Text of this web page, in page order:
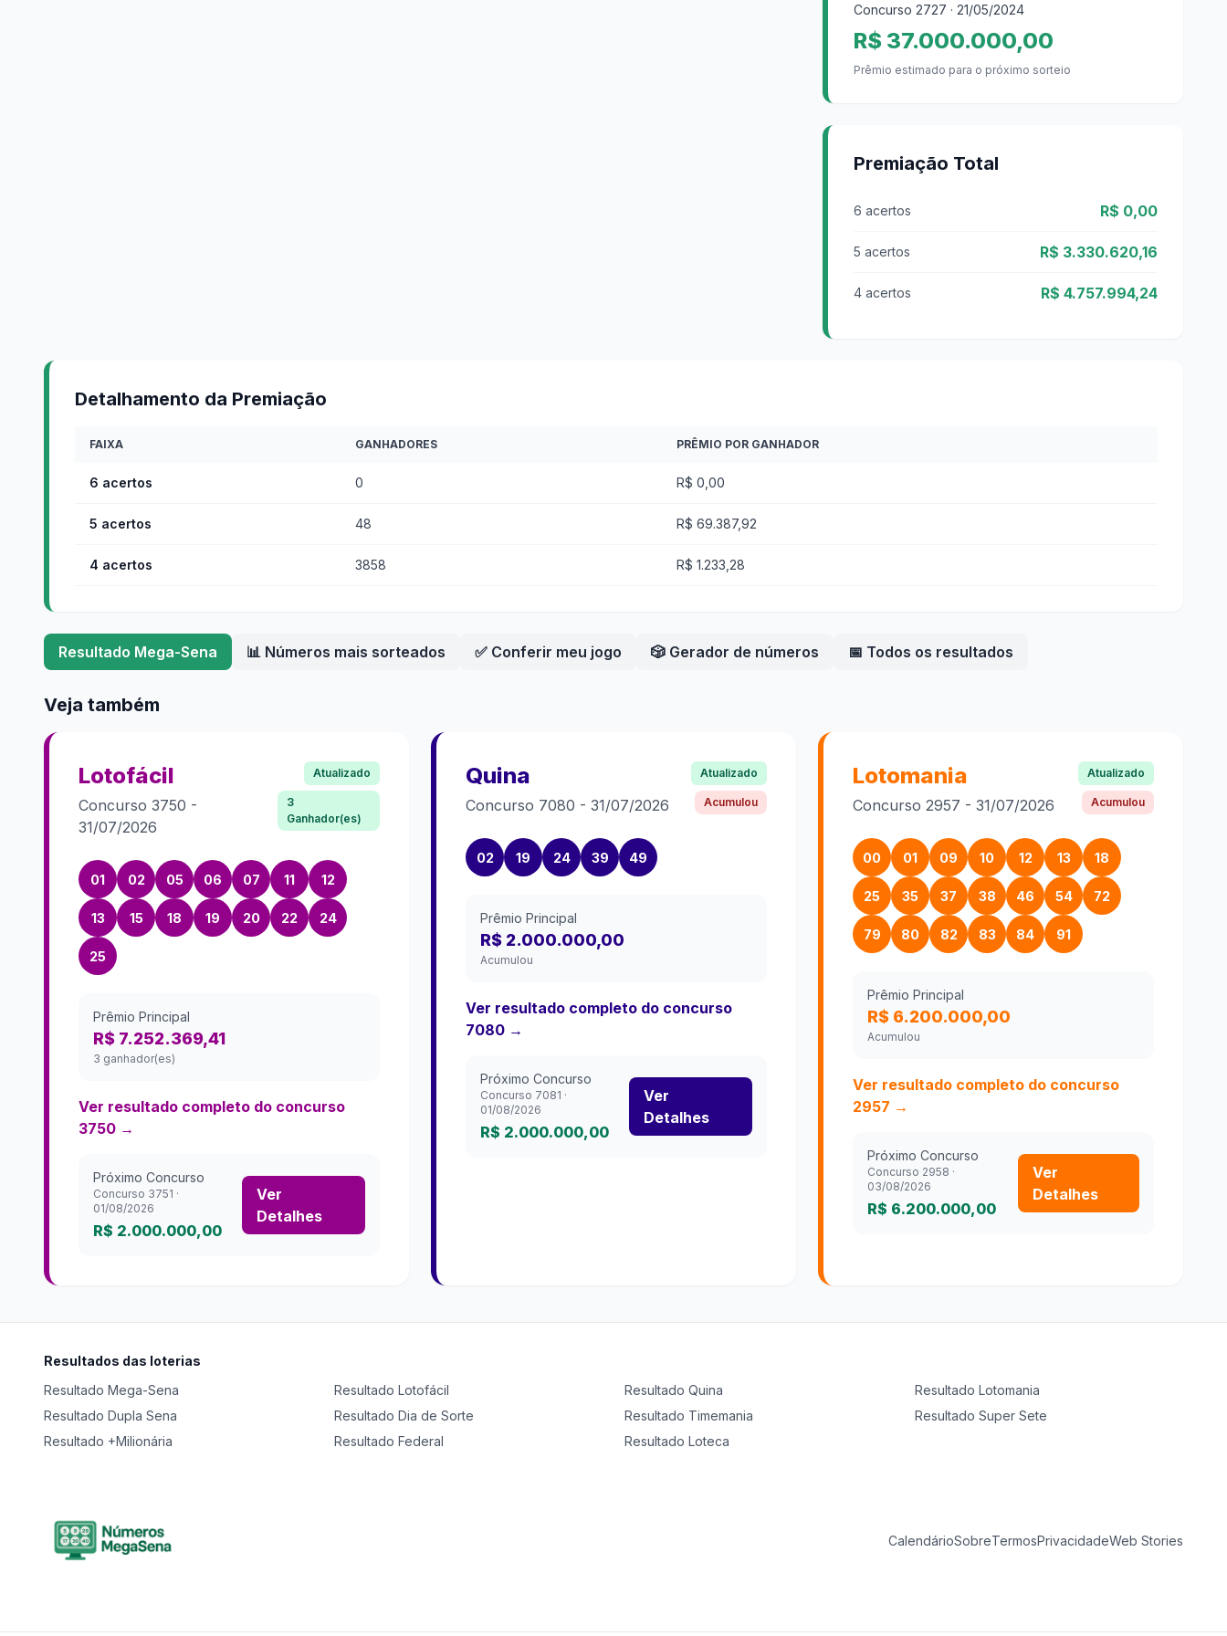
Concurso2727 · 21/05/2024
R$ 37.000.000,00
Prêmio estimado para o próximo sorteio
Premiação Total
6 acertos R$ 0,00
5 acertos R$ 3.330.620,16
4 acertos R$ 4.757.994,24
Detalhamento da Premiação
FAIXA GANHADORES PRÊMIO POR GANHADOR
6 acertos 0 R$ 0,00
5 acertos 48 R$ 69.387,92
4 acertos 3858 R$ 1.233,28
Resultado Mega-Sena 📊 Números mais sorteados ✅ Conferir meu jogo 🎲 Gerador de números 📅 Todos os resultados
Veja também
Lotofácil
Concurso 3750 -
31/07/2026
Atualizado
3
Ganhador(es)
01 02 05 06 07 11 12
13 15 18 19 20 22 24
25
Prêmio Principal
R$ 7.252.369,41
3 ganhador(es)
Ver resultado completo do concurso
3750 →
Próximo Concurso
Concurso 3751 ·
01/08/2026
R$ 2.000.000,00
Ver
Detalhes
Quina
Concurso 7080 - 31/07/2026
Atualizado
Acumulou
02 19 24 39 49
Prêmio Principal
R$ 2.000.000,00
Acumulou
Ver resultado completo do concurso
7080 →
Próximo Concurso
Concurso 7081 ·
01/08/2026
R$ 2.000.000,00
Ver
Detalhes
Lotomania
Concurso 2957 - 31/07/2026
Atualizado
Acumulou
00 01 09 10 12 13 18
25 35 37 38 46 54 72
79 80 82 83 84 91
Prêmio Principal
R$ 6.200.000,00
Acumulou
Ver resultado completo do concurso
2957 →
Próximo Concurso
Concurso 2958 ·
03/08/2026
R$ 6.200.000,00
Ver
Detalhes
Resultados das loterias
Resultado Mega-Sena Resultado Lotofácil Resultado Quina Resultado Lotomania
Resultado Dupla Sena Resultado Dia de Sorte Resultado Timemania Resultado Super Sete
Resultado +Milionária Resultado Federal Resultado Loteca
CalendárioSobreTermosPrivacidadeWeb Stories